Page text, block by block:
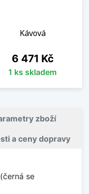
Kávová
Cena
6 471 Kč
1 ks skladem
zboží
a ceny dopravy
se